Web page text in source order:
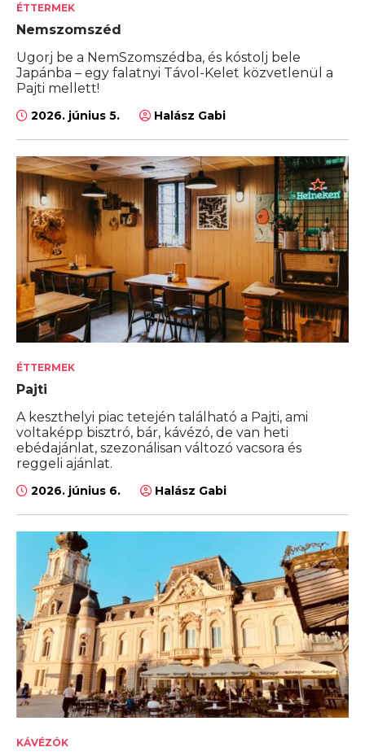
ÉTTERMEK
Nemszomszéd
Ugorj be a NemSzomszédba, és kóstolj bele
Japánba – egy falatnyi Távol-Kelet közvetlenül a
Pajti mellett!
2026. június 5. Halász Gabi
ÉTTERMEK
Pajti
A keszthelyi piac tetején található a Pajti, ami
voltaképp bisztró, bár, kávézó, de van heti
ebédajánlat, szezonálisan változó vacsora és
reggeli ajánlat.
2026. június 6. Halász Gabi
KÁVÉZÓK